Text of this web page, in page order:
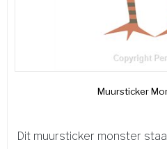
Muursticker
Dit muursticker monster